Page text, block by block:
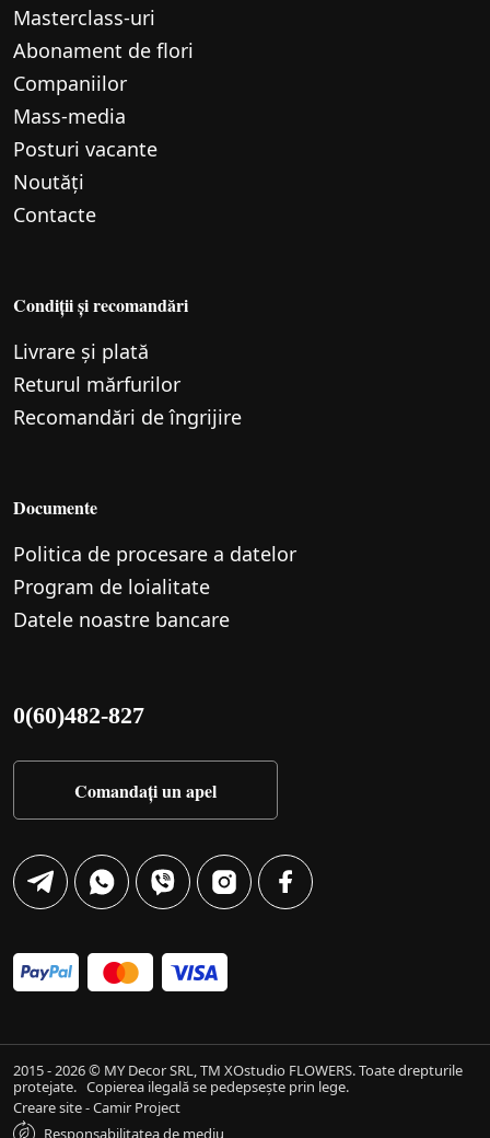
Маsterclass-uri
Abonament de flori
Companiilor
Mass-media
Posturi vacante
Noutăți
Contacte
Condiții și recomandări
Livrare și plată
Returul mărfurilor
Recomandări de îngrijire
Documente
Politica de procesare a datelor
Program de loialitate
Datele noastre bancare
0(60)482-827
Comandați un apel
2015 - 2026 © MY Decor SRL, TM XOstudio FLOWERS. Toate drepturile
protejate. Copierea ilegală se pedepsește prin lege.
Creare site - Camir Project
Responsabilitatea de mediu